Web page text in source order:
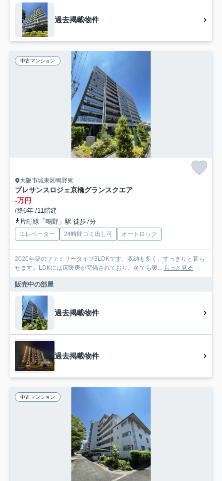
過去掲載物件
中古マンション
大阪市城東区鴫野東
プレサンスロジェ京橋グランスクエア
-万円
/築6年 /11階建
片町線「鴫野」駅 徒歩7分
エレベーター 24時間ゴミ出し可 オートロック
2020年築のファミリータイプ3LDKです。収納も多く、すっきりと暮ら
せます。LDKには床暖房が完備されており、冬でも暖...
もっと見る
販売中の部屋
過去掲載物件
過去掲載物件
中古マンション